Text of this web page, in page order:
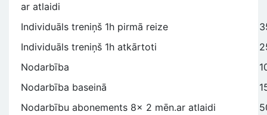
ar atlaidi
Individuāls treniņš 1h pirmā reize
Individuāls treniņš 1h atkārtoti
Nodarbība
Nodarbība baseinā
Nodarbību abonements 8x 2 mēn.ar atlaidi